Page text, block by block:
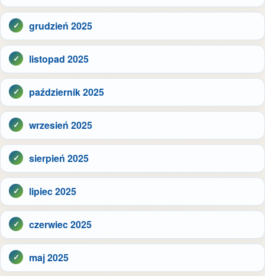
grudzień 2025
listopad 2025
październik 2025
wrzesień 2025
sierpień 2025
lipiec 2025
czerwiec 2025
maj 2025